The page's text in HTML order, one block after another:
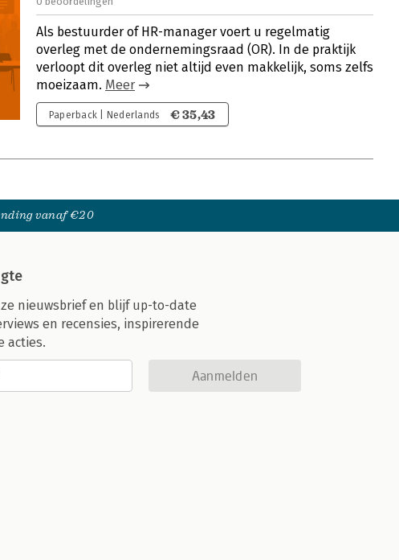
Als bestuurder of HR-manager voert u regelmatig
overleg met de ondernemingsraad (OR). In de praktijk
verloopt dit overleg niet altijd even makkelijk, soms zelfs
moeizaam. Meer
Paperback | Nederlands € 35,43
vanaf €20
nieuwsbrief en blijf up-to-date
en recensies, inspirerende
acties.
Aanmelden